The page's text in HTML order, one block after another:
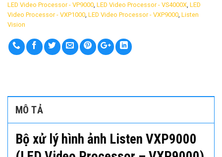
LED Video Processor - VP9000 LED Video Processor - VS4000X LED
Video Processor - VXP1000 LED Video Processor - VXP9000 Listen
Vision
MÔ TẢ
Bộ xử lý hình ảnh Listen VXP9000